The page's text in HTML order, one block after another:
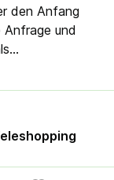
den Anfang
und
es keine
Das